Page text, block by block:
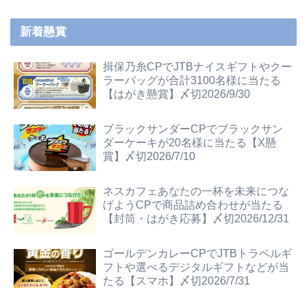
新着懸賞
揖保乃糸CPでJTBナイスギフトやクー
ラーバッグが合計3100名様に当たる
【はがき懸賞】〆切2026/9/30
ブラックサンダーCPでブラックサン
ダーケーキが20名様に当たる【X懸
賞】〆切2026/7/10
ネスカフェあなたの一杯を未来につな
げようCPで商品詰め合わせが当たる
【封筒・はがき応募】〆切2026/12/31
ゴールデンカレーCPでJTBトラベルギ
フトや選べるデジタルギフトなどが当
たる【スマホ】〆切2026/7/31